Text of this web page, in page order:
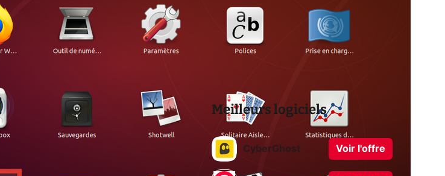
Meilleurs logiciels
CyberGhost Voir l'offre